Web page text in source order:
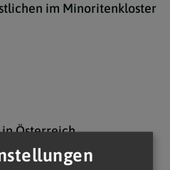
im Minoritenkloster
Österreich